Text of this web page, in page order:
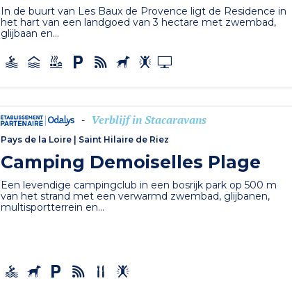
In de buurt van Les Baux de Provence ligt de Residence in
het hart van een landgoed van 3 hectare met zwembad,
glijbaan en...
- Verblijf in Stacaravans
Pays de la Loire Saint Hilaire de Riez
Camping Demoiselles Plage
Een levendige campingclub in een bosrijk park op 500 m
van het strand met een verwarmd zwembad, glijbanen,
multisportterrein en...